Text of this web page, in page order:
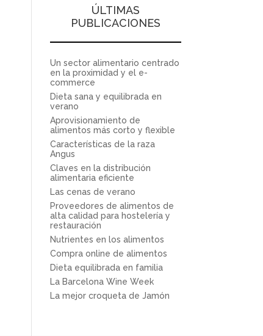
ÚLTIMAS
PUBLICACIONES
Un sector alimentario centrado
en la proximidad y el e-
commerce
Dieta sana y equilibrada en
verano
Aprovisionamiento de
alimentos más corto y flexible
Características de la raza
Angus
Claves en la distribución
alimentaria eficiente
Las cenas de verano
Proveedores de alimentos de
alta calidad para hostelería y
restauración
Nutrientes en los alimentos
Compra online de alimentos
Dieta equilibrada en familia
La Barcelona Wine Week
La mejor croqueta de Jamón